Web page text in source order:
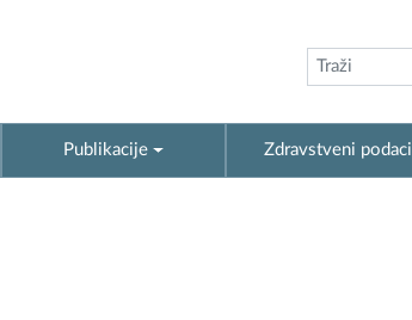
Publikacije Zdravstveni podaci